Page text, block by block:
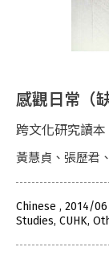
感觀日常（缺
跨文化研究讀本
黃慧貞、張歷君
Chinese , 2014/06
Studies, CUHK,